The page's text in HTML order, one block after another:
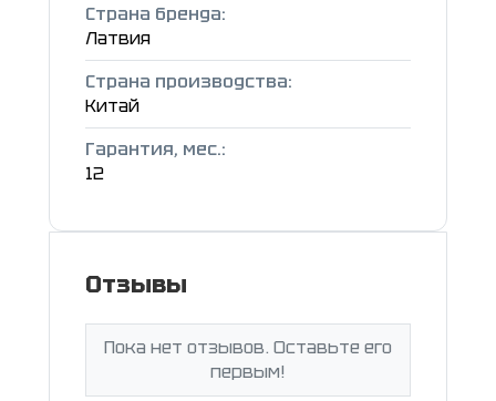
Страна бренда:
Латвия
Страна производства:
Китай
Гарантия, мес.:
12
Отзывы
Пока нет отзывов. Оставьте его
первым!